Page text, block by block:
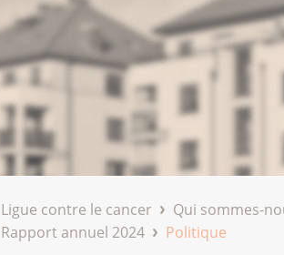
Ligue contre le cancer Qui sommes-
Rapport annuel 2024
Politique